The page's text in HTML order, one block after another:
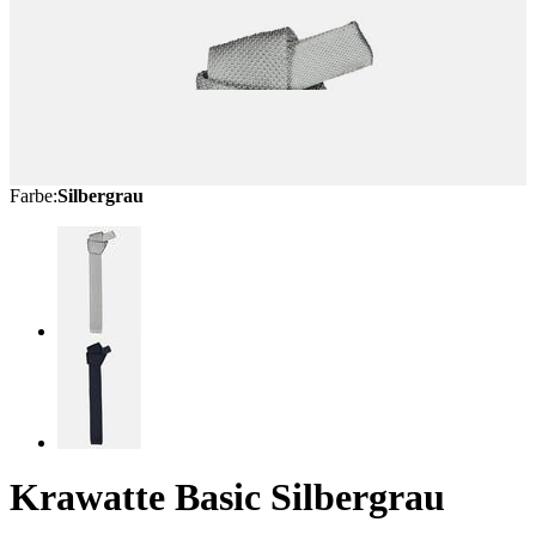
Farbe:Silbergrau
Krawatte Basic Silbergrau